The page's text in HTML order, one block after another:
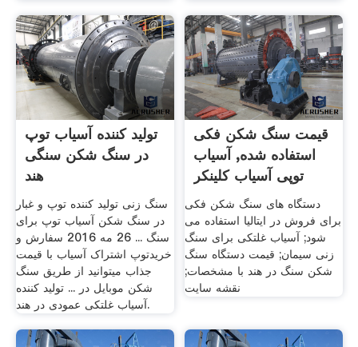
تولید کننده آسیاب توپ
در سنگ شکن سنگی
هند
سنگ زنی تولید کننده توپ و غبار
در سنگ شکن آسیاب توپ برای
سنگ ... 26 مه 2016 سفارش و
خریدتوپ اشتراک آسیاب با قیمت
جذاب میتوانید از طریق سنگ
شکن موبایل در ... تولید کننده
آسیاب غلتکی عمودی در هند.
قیمت سنگ شکن فکی
استفاده شده, آسیاب
توپی آسیاب کلینکر
دستگاه های سنگ شکن فکی
برای فروش در ایتالیا استفاده می
شود; آسیاب غلتکی برای سنگ
زنی سیمان; قیمت دستگاه سنگ
شکن سنگ در هند با مشخصات;
نقشه سایت